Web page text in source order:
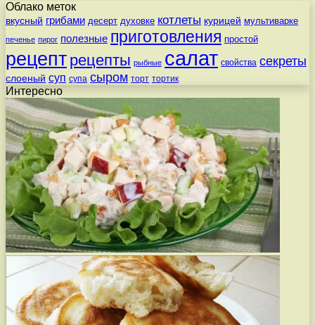
Облако меток
вкусный грибами десерт духовке котлеты курицей мультиварке
печенье пирог полезные приготовления простой
рецепт рецепты рыбные салат свойства секреты
слоеный суп супа сыром торт тортик
Интересно